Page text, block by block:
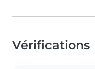
Vérifications